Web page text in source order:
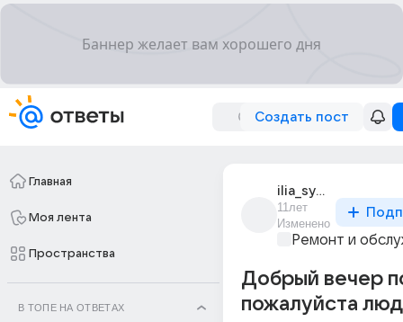
Создать пост
Главная
Моя лента
Пространства
В ТОПЕ НА ОТВЕТАХ
ilia_sypchu
11лет
Изменено
Ремонт и
Добрый вечер
пожалуйста